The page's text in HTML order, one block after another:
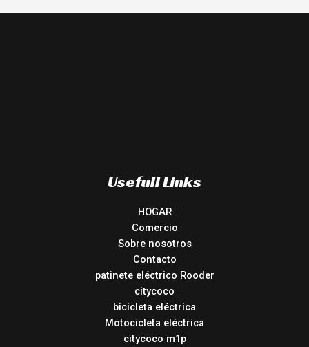
Usefull Links
HOGAR
Comercio
Sobre nosotros
Contacto
patinete eléctrico Rooder
citycoco
bicicleta eléctrica
Motocicleta eléctrica
citycoco m1p